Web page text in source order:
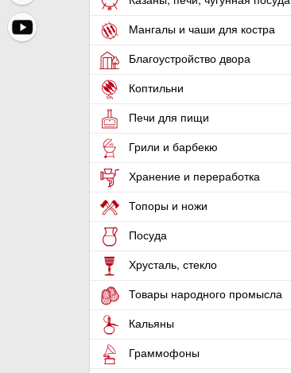
Мангалы и чаши для костра
Благоустройство двора
Коптильни
Печи для пищи
Грили и барбекю
Хранение и переработка
Топоры и ножи
Посуда
Хрусталь, стекло
Товары народного промысла
Кальяны
Граммофоны